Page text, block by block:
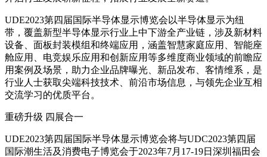
UDE2023第四届国际半导体显示博览会以半导体显示为纽
带，覆盖新型半导体显示行业上中下游全产业链，涉及新材料
设备、面板封装模组和终端应用，涵盖智慧家庭应用、智能座
舱应用、电竞娱乐应用和创新应用等多维度商业领域的前瞻应
用案例及场景，助力企业品牌曝光、新品发布、客情维系，是
行业人士获取尖端科技技术、前沿市场信息，与领先企业互相
交流学习的优质平台。
重磅升级 四展合一
UDE2023第四届国际半导体显示博览会将与UDC2023第四届
国际潮生活及消费电子博览会于2023年7月17-19日深圳福田会